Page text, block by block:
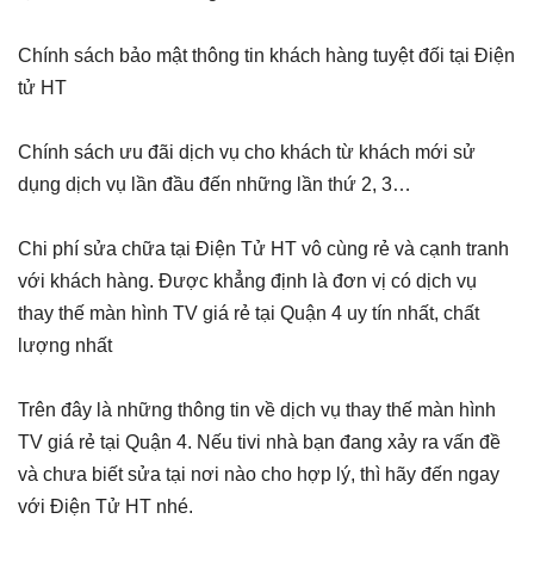
Chính sách bảo mật thông tin khách hàng tuyệt đối tại Điện
tử HT
Chính sách ưu đãi dịch vụ cho khách từ khách mới sử
dụng dịch vụ lần đầu đến những lần thứ 2, 3…
Chi phí sửa chữa tại Điện Tử HT vô cùng rẻ và cạnh tranh
với khách hàng. Được khẳng định là đơn vị có dịch vụ
thay thế màn hình TV giá rẻ tại Quận 4 uy tín nhất, chất
lượng nhất
Trên đây là những thông tin về dịch vụ thay thế màn hình
TV giá rẻ tại Quận 4. Nếu tivi nhà bạn đang xảy ra vấn đề
và chưa biết sửa tại nơi nào cho hợp lý, thì hãy đến ngay
với Điện Tử HT nhé.